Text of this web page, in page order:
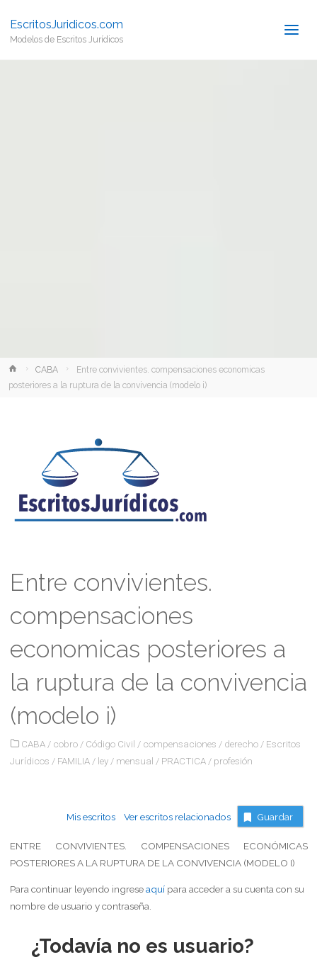
EscritosJuridicos.com
Modelos de Escritos Jurídicos
InicioCABA
Entre convivientes. compensaciones economicas
posteriores a la ruptura de la convivencia (modelo i)
Entre convivientes.
compensaciones
economicas posteriores a
la ruptura de la convivencia
(modelo i)
CABA / cobro / Código Civil / compensaciones / derecho / Escritos
Jurídicos / FAMILIA / ley / mensual / PRACTICA / profesión
Mis escritos Ver escritos relacionados Guardar
ENTRE CONVIVIENTES. COMPENSACIONES ECONÓMICAS
POSTERIORES A LA RUPTURA DE LA CONVIVENCIA (MODELO I)
Para continuar leyendo ingreseaquípara acceder a su cuenta con su
nombre de usuario y contraseña.
¿Todavía no es usuario?